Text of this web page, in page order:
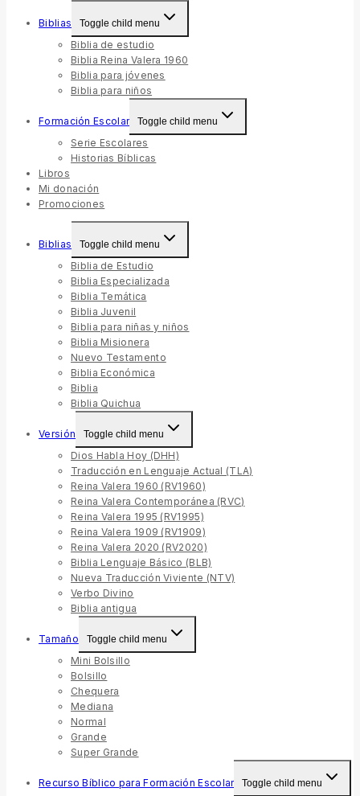
Biblias Toggle child menu
Biblia de estudio
Biblia Reina Valera 1960
Biblia para jóvenes
Biblia para niños
Formación Escolar Toggle child menu
Serie Escolares
Historias Bíblicas
Libros
Mi donación
Promociones
Biblias Toggle child menu
Biblia de Estudio
Biblia Especializada
Biblia Temática
Biblia Juvenil
Biblia para niñas y niños
Biblia Misionera
Nuevo Testamento
Biblia Económica
Biblia
Biblia Quichua
Versión Toggle child menu
Dios Habla Hoy (DHH)
Traducción en Lenguaje Actual (TLA)
Reina Valera 1960 (RV1960)
Reina Valera Contemporánea (RVC)
Reina Valera 1995 (RV1995)
Reina Valera 1909 (RV1909)
Reina Valera 2020 (RV2020)
Biblia Lenguaje Básico (BLB)
Nueva Traducción Viviente (NTV)
Verbo Divino
Biblia antigua
Tamaño Toggle child menu
Mini Bolsillo
Bolsillo
Chequera
Mediana
Normal
Grande
Super Grande
Recurso Bíblico para Formación Escolar Toggle child menu